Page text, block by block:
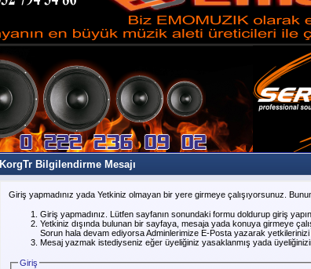
KorgTr Bilgilendirme Mesajı
Giriş yapmadınız yada Yetkiniz olmayan bir yere girmeye çalışıyorsunuz.
Giriş yapmadınız. Lütfen sayfanın sonundaki formu doldurup giriş yapın.
Yetkiniz dışında bulunan bir sayfaya, mesaja yada konuya girmeye
Sorun hala devam ediyorsa Adminlerimize E-Posta yazarak yetkilerinizi
Mesaj yazmak istediyseniz eğer üyeliğiniz yasaklanmış yada
Giriş